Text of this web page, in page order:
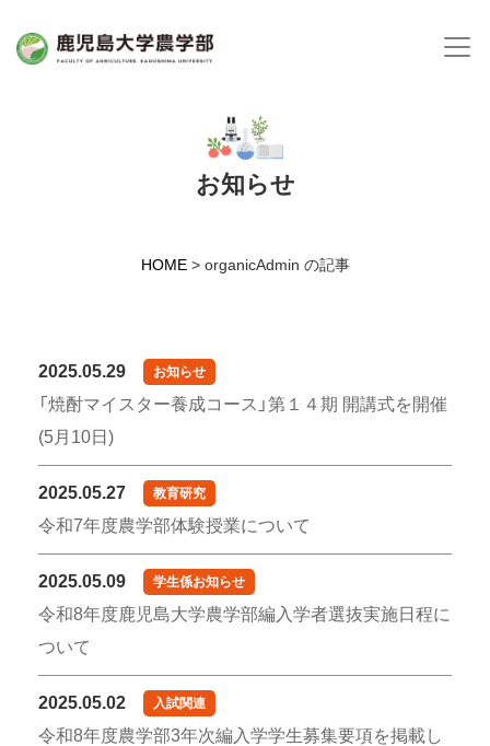
お知らせ
HOME> organicAdmin の記事
2025.05.29 お知らせ
「焼酎マイスター養成コース」第１４期 開講式を開催
(5月10日)
2025.05.27 教育研究
令和7年度農学部体験授業について
2025.05.09 学生係お知らせ
令和8年度鹿児島大学農学部編入学者選抜実施日程に
ついて
2025.05.02 入試関連
令和8年度農学部3年次編入学学生募集要項を掲載し